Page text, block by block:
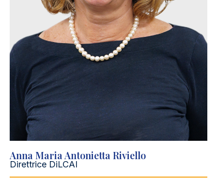
Anna Maria Antonietta Riviello
Direttrice DiLCAI